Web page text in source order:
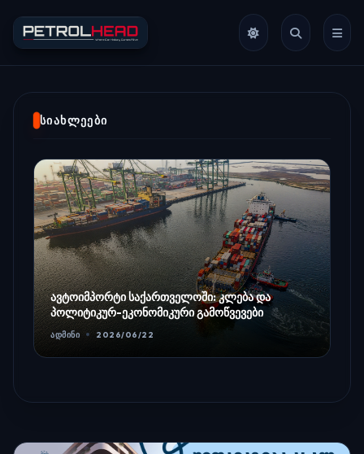
ᲡᲘᲐᲮᲚᲔᲔᲑᲘ
ავტოიმპორტი საქართველოში: კლება და
პოლიტიკურ-ეკონომიკური გამოწვევები
ᲐᲓᲛᲘᲜᲘ 2026/06/22